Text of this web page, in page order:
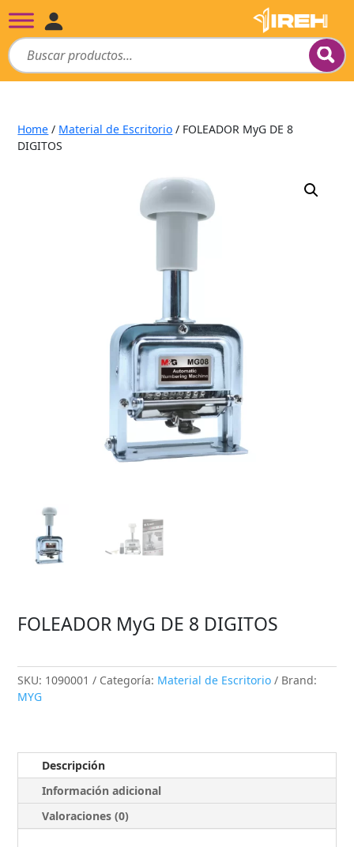
Home / Material de Escritorio / FOLEADOR MyG DE 8
DIGITOS
FOLEADOR MyG DE 8 DIGITOS
SKU: 1090001 Categoría: Material de Escritorio
Brand:
MYG
Descripción
Información adicional
Valoraciones (0)